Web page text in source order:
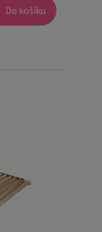
Do košíku